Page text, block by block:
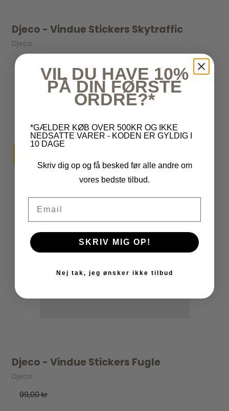
Djeco - Vindue Stickers Skytraffic
Djeco
79,20 kr
TILBUD
Djeco - Vindue Stickers Fugle
Djeco
99,00 kr
VIL DU HAVE 10%
PÅ DIN FØRSTE
ORDRE?*
*GÆLDER KØB OVER 500KR OG IKKE
NEDSATTE VARER - KODEN ER GYLDIG I
10 DAGE
Skriv dig op og få besked før alle andre om
vores bedste tilbud.
SKRIV MIG OP!
Nej tak, jeg ønsker ikke tilbud